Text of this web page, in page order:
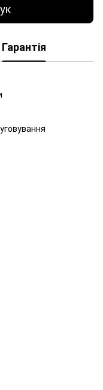
Гарантія